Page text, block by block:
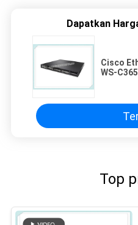
Dapatkan
Cisco
WS-
Top